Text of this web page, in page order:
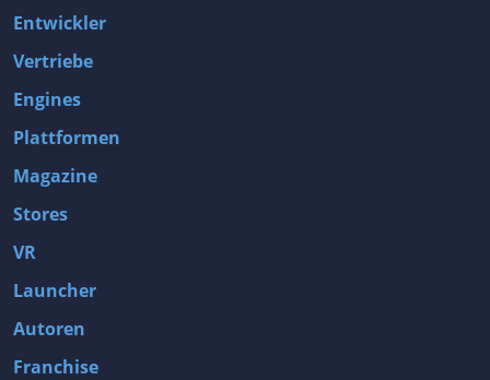
Entwickler
Vertriebe
Engines
Plattformen
Magazine
Stores
VR
Launcher
Autoren
Franchise